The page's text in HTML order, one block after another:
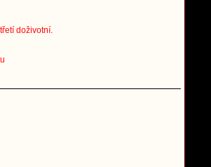
doživotní.